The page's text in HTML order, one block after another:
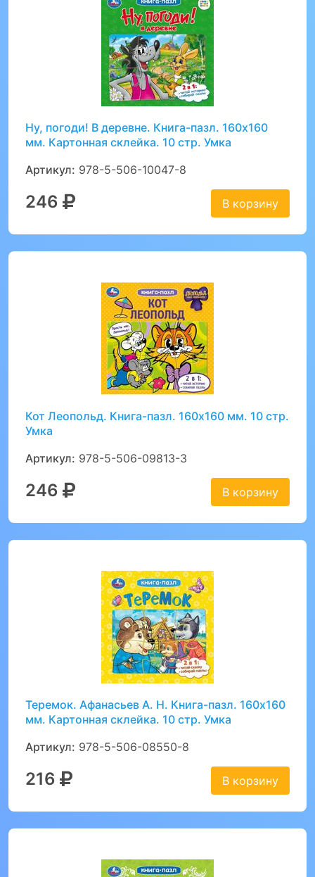
Ну, погоди! В деревне. Книга-пазл. 160х160
мм. Картонная склейка. 10 стр. Умка
Артикул: 978-5-506-10047-8
246 В корзину
Кот Леопольд. Книга-пазл. 160х160 мм. 10 стр.
Умка
Артикул: 978-5-506-09813-3
246 В корзину
Теремок. Афанасьев А. Н. Книга-пазл. 160х160
мм. Картонная склейка. 10 стр. Умка
Артикул: 978-5-506-08550-8
216 В корзину